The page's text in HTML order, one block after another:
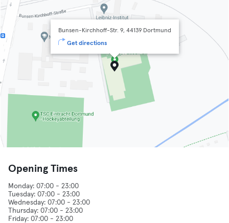
Bunsen-Kirchhoff-Str. 9, 44139 Dortmund
Get directions
Opening Times
Monday: 07:00 - 23:00
Tuesday: 07:00 - 23:00
Wednesday: 07:00 - 23:00
Thursday: 07:00 - 23:00
Friday: 07:00 - 23:00